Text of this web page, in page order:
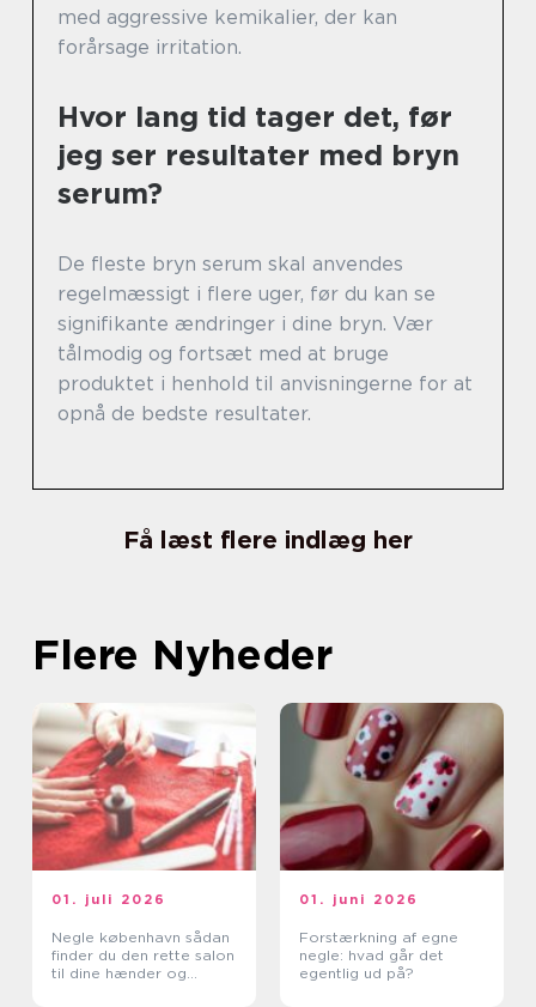
med aggressive kemikalier, der kan
forårsage irritation.
Hvor lang tid tager det, før
jeg ser resultater med bryn
serum?
De fleste bryn serum skal anvendes
regelmæssigt i flere uger, før du kan se
signifikante ændringer i dine bryn. Vær
tålmodig og fortsæt med at bruge
produktet i henhold til anvisningerne for at
opnå de bedste resultater.
Få læst flere indlæg her
Flere Nyheder
01. juli 2026
Negle københavn sådan
finder du den rette salon
til dine hænder og
01. juni 2026
Forstærkning af egne
negle: hvad går det
egentlig ud på?